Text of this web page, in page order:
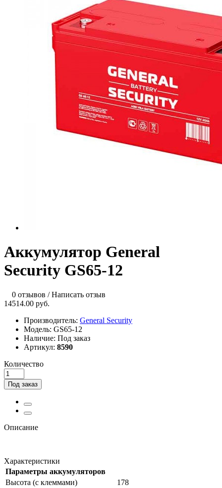
Аккумулятор General
Security GS65-12
0 отзывов /Написать отзыв
14514.00 руб.
Производитель: General Security
Модель: GS65-12
Наличие: Под заказ
Артикул: 8590
Количество
Под заказ
Описание
Характеристики
Параметры аккумуляторов
Высота (с клеммами)
178